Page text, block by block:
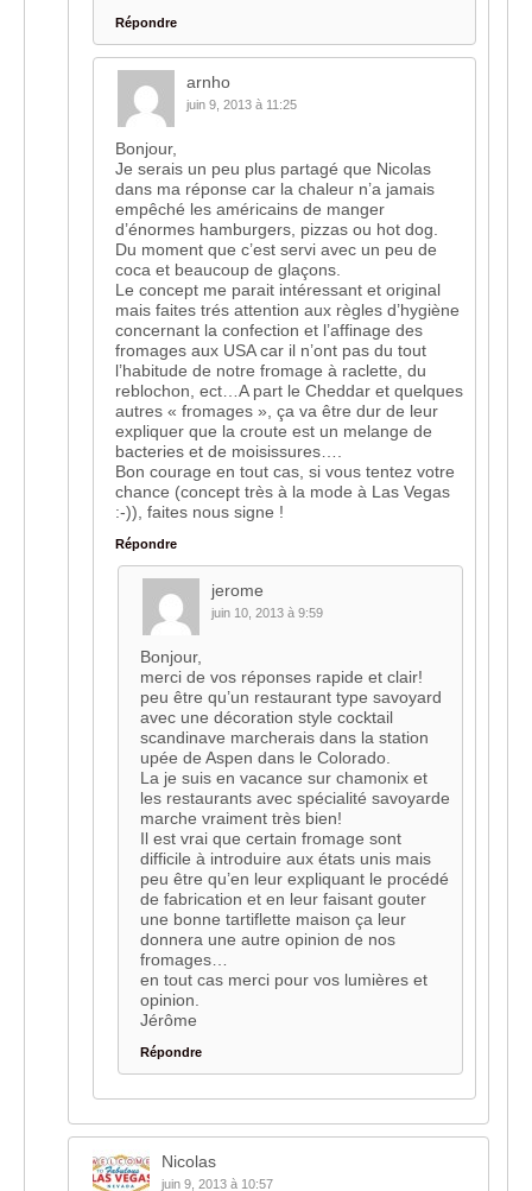
Répondre
arnho
juin 9, 2013 à 11:25
Bonjour,
Je serais un peu plus partagé que Nicolas
dans ma réponse car la chaleur n’a jamais
empêché les américains de manger
d’énormes hamburgers, pizzas ou hot dog.
Du moment que c’est servi avec un peu de
coca et beaucoup de glaçons.
Le concept me parait intéressant et original
mais faites trés attention aux règles d’hygiène
concernant la confection et l’affinage des
fromages aux USA car il n’ont pas du tout
l’habitude de notre fromage à raclette, du
reblochon, ect…A part le Cheddar et quelques
autres « fromages », ça va être dur de leur
expliquer que la croute est un melange de
bacteries et de moisissures….
Bon courage en tout cas, si vous tentez votre
chance (concept très à la mode à Las Vegas
:-)), faites nous signe !
Répondre
jerome
juin 10, 2013 à 9:59
Bonjour,
merci de vos réponses rapide et clair!
peu être qu’un restaurant type savoyard
avec une décoration style cocktail
scandinave marcherais dans la station
upée de Aspen dans le Colorado.
La je suis en vacance sur chamonix et
les restaurants avec spécialité savoyarde
marche vraiment très bien!
Il est vrai que certain fromage sont
difficile à introduire aux états unis mais
peu être qu’en leur expliquant le procédé
de fabrication et en leur faisant gouter
une bonne tartiflette maison ça leur
donnera une autre opinion de nos
fromages…
en tout cas merci pour vos lumières et
opinion.
Jérôme
Répondre
Nicolas
juin 9, 2013 à 10:57